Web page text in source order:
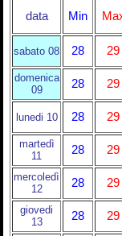
data Min
sabato 08 28 29
domenica
09
28 29
lunedi 10 28 29
martedì
11
28 29
mercoledì
12
28 29
giovedi
13
28 29